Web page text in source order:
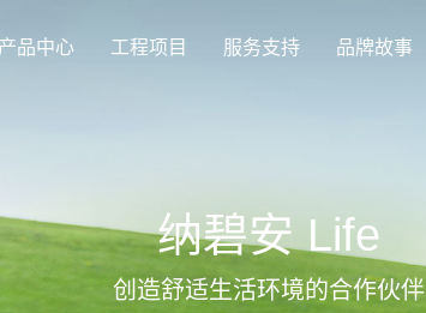
品中心 工程项目 服务支持 品牌故事
纳碧安 Life
创造舒适生活环境的合作伙伴